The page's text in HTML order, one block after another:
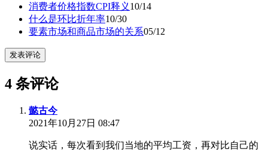
消费者价格指数CPI释义 10/14
什么是环比折年率10/30
要素市场和商品市场的关系05/12
发表评论
4 条评论
懿古今
2021年10月27日 08:47
说实话，每次看到我们当地的平均工资，再对比自己的